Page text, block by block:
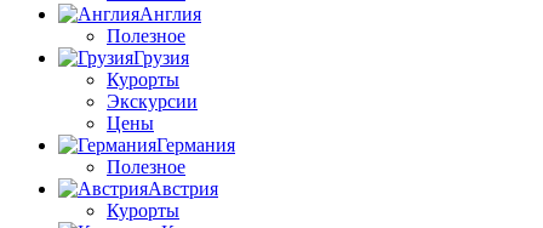
Англия
Полезное
Грузия
Курорты
Экскурсии
Цены
Германия
Полезное
Австрия
Курорты